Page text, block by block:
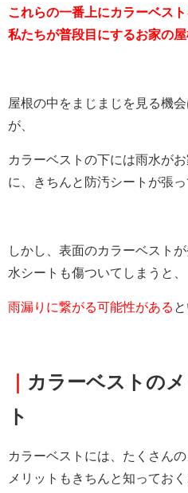
これらの一番上にカラーベス
私たちが普段目にするお家の
屋根の中をまじまじを見る機
が、
カラーベストの下には雨水が
に、きちんと防汚シートが張っ
しかし、表面のカラーベスト
水シートも傷ついてしまうと、
雨漏りに繋がる可能性がある
カラーベストの
ト
カラーベストには、たくさん
メリットもきちんと知ってお